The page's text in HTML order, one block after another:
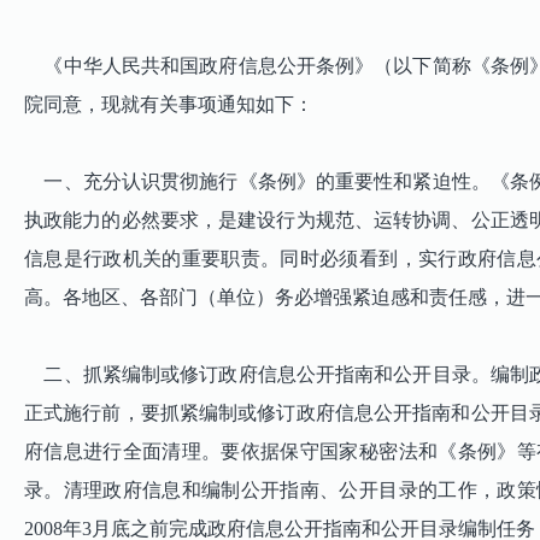
《中华人民共和国政府信息公开条例》（以下简称《条例
院同意，现就有关事项通知如下：
一、充分认识贯彻施行《条例》的重要性和紧迫性。《条
执政能力的必然要求，是建设行为规范、运转协调、公正
信息是行政机关的重要职责。同时必须看到，实行政府信
高。各地区、各部门（单位）务必增强紧迫感和责任感，
二、抓紧编制或修订政府信息公开指南和公开目录。编制
正式施行前，要抓紧编制或修订政府信息公开指南和公开
府信息进行全面清理。要依据保守国家秘密法和《条例》
录。清理政府信息和编制公开指南、公开目录的工作，政
2008年3月底之前完成政府信息公开指南和公开目录编制任